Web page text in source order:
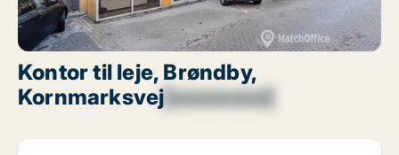
Kontor til leje, Brøndby,
Kornmarksvej[xxxxxxxx]